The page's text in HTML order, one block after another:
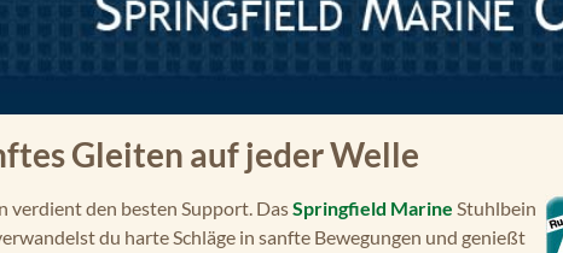
Gleiten auf jeder Welle
verdient den besten Support. DasSpringfield Marine Stuhlbein
du harte Schläge in sanfte Bewegungen und genießt